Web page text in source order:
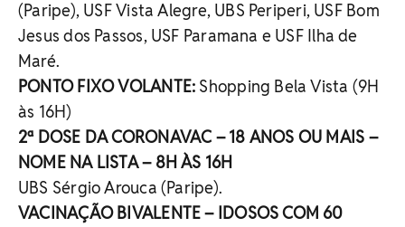
(Paripe), USF Vista Alegre, UBS Periperi, USF Bom
Jesus dos Passos, USF Paramana e USF Ilha de
Maré.
PONTO FIXO VOLANTE: Shopping Bela Vista (9H
às 16H)
2ª DOSE DA CORONAVAC – 18 ANOS OU MAIS –
NOME NA LISTA – 8H ÀS 16H
UBS Sérgio Arouca (Paripe).
VACINAÇÃO BIVALENTE – IDOSOS COM 60